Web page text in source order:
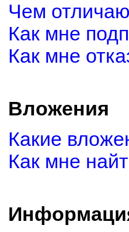
Чем
Как мне
Как мне
Вложения
Какие
Как мне